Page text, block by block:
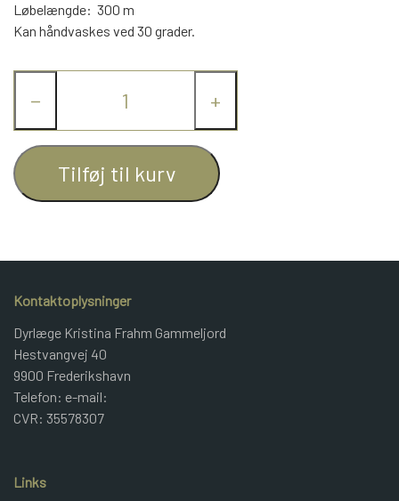
BOMULD 8/4
JUNIOR BOMULD
KNITPRO
OPSKRIFTER
Løbelængde: 300 m
Kan håndvaskes ved 30 grader.
− +
Tilføj til kurv
Kontaktoplysninger
Dyrlæge Kristina Frahm Gammeljord
Hestvangvej 40
9900 Frederikshavn
Telefon: e-mail:
CVR: 35578307
Links